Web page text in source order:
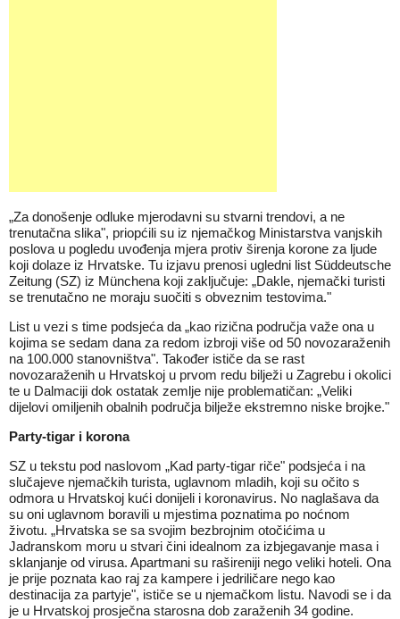
„Za donošenje odluke mjerodavni su stvarni trendovi, a ne
trenutačna slika", priopćili su iz njemačkog Ministarstva vanjskih
poslova u pogledu uvođenja mjera protiv širenja korone za ljude
koji dolaze iz Hrvatske. Tu izjavu prenosi ugledni list Süddeutsche
Zeitung (SZ) iz Münchena koji zaključuje: „Dakle, njemački turisti
se trenutačno ne moraju suočiti s obveznim testovima."
List u vezi s time podsjeća da „kao rizična područja važe ona u
kojima se sedam dana za redom izbroji više od 50 novozaraženih
na 100.000 stanovništva". Također ističe da se rast
novozaraženih u Hrvatskoj u prvom redu bilježi u Zagrebu i okolici
te u Dalmaciji dok ostatak zemlje nije problematičan: „Veliki
dijelovi omiljenih obalnih područja bilježe ekstremno niske brojke."
Party-tigar i korona
SZ u tekstu pod naslovom „Kad party-tigar riče" podsjeća i na
slučajeve njemačkih turista, uglavnom mladih, koji su očito s
odmora u Hrvatskoj kući donijeli i koronavirus. No naglašava da
su oni uglavnom boravili u mjestima poznatima po noćnom
životu. „Hrvatska se sa svojim bezbrojnim otočićima u
Jadranskom moru u stvari čini idealnom za izbjegavanje masa i
sklanjanje od virusa. Apartmani su rašireniji nego veliki hoteli. Ona
je prije poznata kao raj za kampere i jedriličare nego kao
destinacija za partyje", ističe se u njemačkom listu. Navodi se i da
je u Hrvatskoj prosječna starosna dob zaraženih 34 godine.